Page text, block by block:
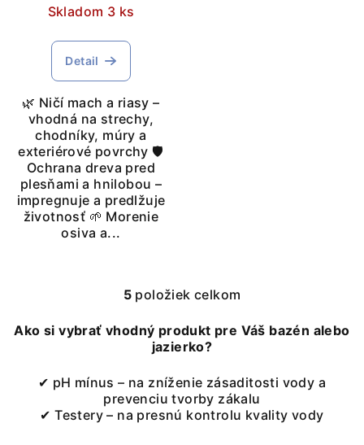
Skladom 3 ks
Detail
🌿 Ničí mach a riasy –
vhodná na strechy,
chodníky, múry a
exteriérové povrchy 🛡️
Ochrana dreva pred
plesňami a hnilobou –
impregnuje a predlžuje
životnosť 🌱 Morenie
osiva a...
O
v
l
d
a
c
5 položiek celkom
Ako si vybrať vhodný produkt pre Váš bazén alebo
jazierko?
✔ pH mínus – na zníženie zásaditosti vody a
prevenciu tvorby zákalu
✔ Testery – na presnú kontrolu kvality vody